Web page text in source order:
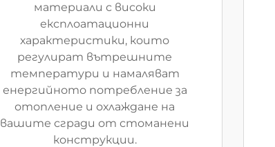
материали с високи
експлоатационни
характеристики, които
регулират вътрешните
температури и намаляват
енергийното потребление за
отопление и охлаждане на
вашите сгради от стоманени
конструкции.